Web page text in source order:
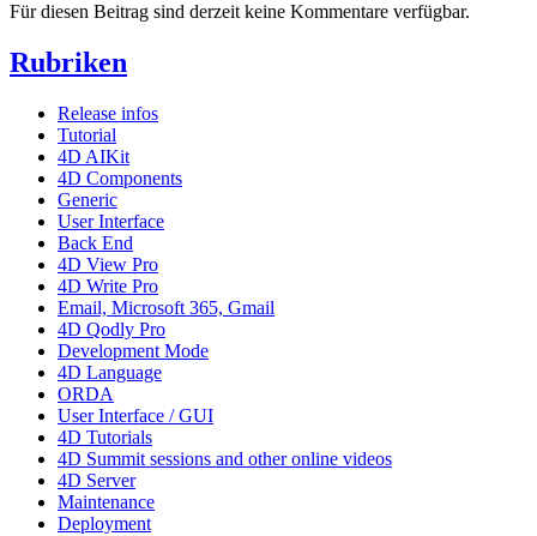
Für diesen Beitrag sind derzeit keine Kommentare verfügbar.
Rubriken
Release infos
Tutorial
4D AIKit
4D Components
Generic
User Interface
Back End
4D View Pro
4D Write Pro
Email, Microsoft 365, Gmail
4D Qodly Pro
Development Mode
4D Language
ORDA
User Interface / GUI
4D Tutorials
4D Summit sessions and other online videos
4D Server
Maintenance
Deployment